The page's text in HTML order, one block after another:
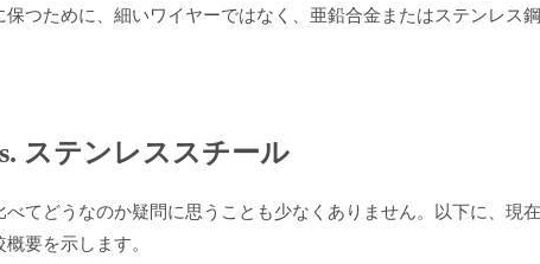
つために、細いワイヤーではなく、亜鉛合金またはステンレス
ステンレススチール
てどうなのか疑問に思うことも少なくありません。以下に、現
要を示します。